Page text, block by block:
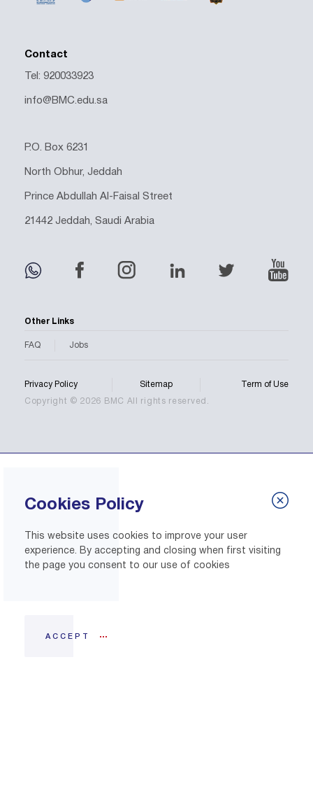
Contact
Tel: 920033923
info@BMC.edu.sa
P.O. Box 6231
North Obhur, Jeddah
Prince Abdullah Al-Faisal Street
21442 Jeddah, Saudi Arabia
Other Links
FAQ Jobs
Privacy Policy Sitemap Term of Use
Copyright © 2026 BMC All rights reserved.
Cookies Policy
This website uses cookies to improve your user
experience. By accepting and closing when first visiting
the page you consent to our use of cookies
ACCEPT